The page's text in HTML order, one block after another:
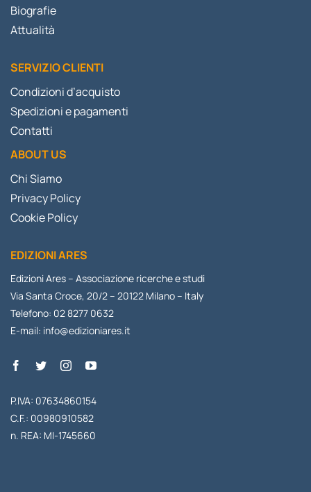
Biografie
Attualità
SERVIZIO CLIENTI
Condizioni d’acquisto
Spedizioni e pagamenti
Contatti
ABOUT US
Chi Siamo
Privacy Policy
Cookie Policy
EDIZIONI ARES
Edizioni Ares – Associazione ricerche e studi
Via Santa Croce, 20/2 – 20122 Milano – Italy
Telefono: 02 8277 0632
E-mail: info@edizioniares.it
P.IVA: 07634860154
C.F.: 00980910582
n. REA: MI-1745660